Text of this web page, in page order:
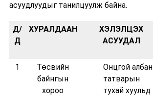
асуудлуудыг танилцуулж байна.
Д/
Д
ХУРАЛДААН
ХЭЛЭЛЦЭХ
АСУУДАЛ
1
Төсвийн
байнгын
хороо
Онцгой албан
татварын
тухай хуульд